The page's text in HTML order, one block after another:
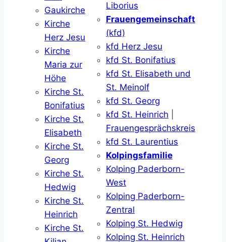
Gaukirche
Kirche
Herz Jesu
Kirche
Maria zur
Höhe
Kirche St.
Bonifatius
Kirche St.
Elisabeth
Kirche St.
Georg
Kirche St.
Hedwig
Kirche St.
Heinrich
Kirche St.
Liborius
Frauengemeinschaft
(kfd)
kfd Herz Jesu
kfd St. Bonifatius
kfd St. Elisabeth und
St. Meinolf
kfd St. Georg
kfd St. Heinrich
Frauengesprächskreis
kfd St. Laurentius
Kolpingsfamilie
Kolping Paderborn-
West
Kolping Paderborn-
Zentral
Kolping St. Hedwig
Kolping St. Heinrich